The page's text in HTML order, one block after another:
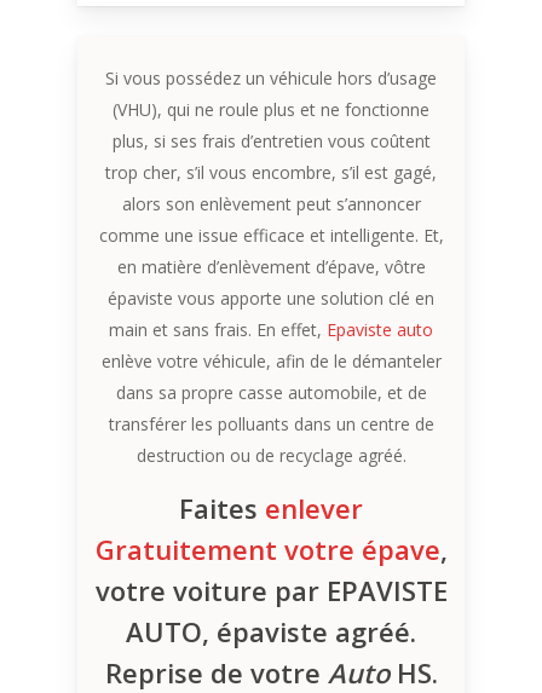
Si vous possédez un véhicule hors d’usage
(VHU), qui ne roule plus et ne fonctionne
plus, si ses frais d’entretien vous coûtent
trop cher, s’il vous encombre, s’il est gagé,
alors son enlèvement peut s’annoncer
comme une issue efficace et intelligente. Et,
en matière d’enlèvement d’épave, vôtre
épaviste vous apporte une solution clé en
main et sans frais. En effet, Epaviste auto
enlève votre véhicule, afin de le démanteler
dans sa propre casse automobile, et de
transférer les polluants dans un centre de
destruction ou de recyclage agréé.
Faites enlever
Gratuitement votre épave,
votre voiture par EPAVISTE
AUTO, épaviste agréé.
Reprise de votre AutoHS.